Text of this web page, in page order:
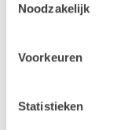
Noodzakelijk
Voorkeuren
Statistieken